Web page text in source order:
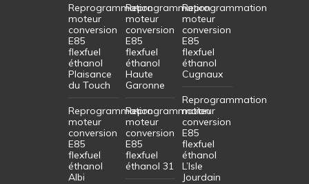
Reprogrammation
moteur
conversion
E85
flexfuel
éthanol
Plaisance
du Touch
Reprogrammation
moteur
conversion
E85
flexfuel
éthanol
Albi
Reprogrammation
moteur
conversion
E85
flexfuel
éthanol
Haute
Garonne
Reprogrammation
moteur
conversion
E85
flexfuel
éthanol 31
Reprogrammation
moteur
conversion
E85
flexfuel
éthanol
Cugnaux
Reprogrammation
moteur
conversion
E85
flexfuel
éthanol
L’Isle
Jourdain